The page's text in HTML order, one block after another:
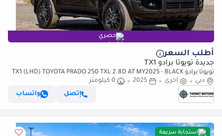
حصري
أطلب السعر
جديدة تويوتا برادو TX1
تويوتا برادو TX1 (LHD) TOYOTA PRADO 250 TXL 2.8D AT MY2025 - BLACK
دبي
أخرى 2025
0 كيلومتر
إتصل
واتساب
استجابة سريعة